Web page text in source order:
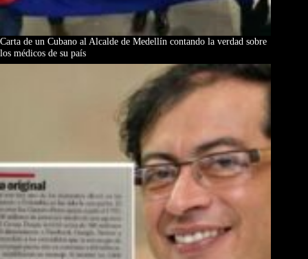
Carta de un Cubano al Alcalde de Medellín contando la verdad sobre
los médicos de su país